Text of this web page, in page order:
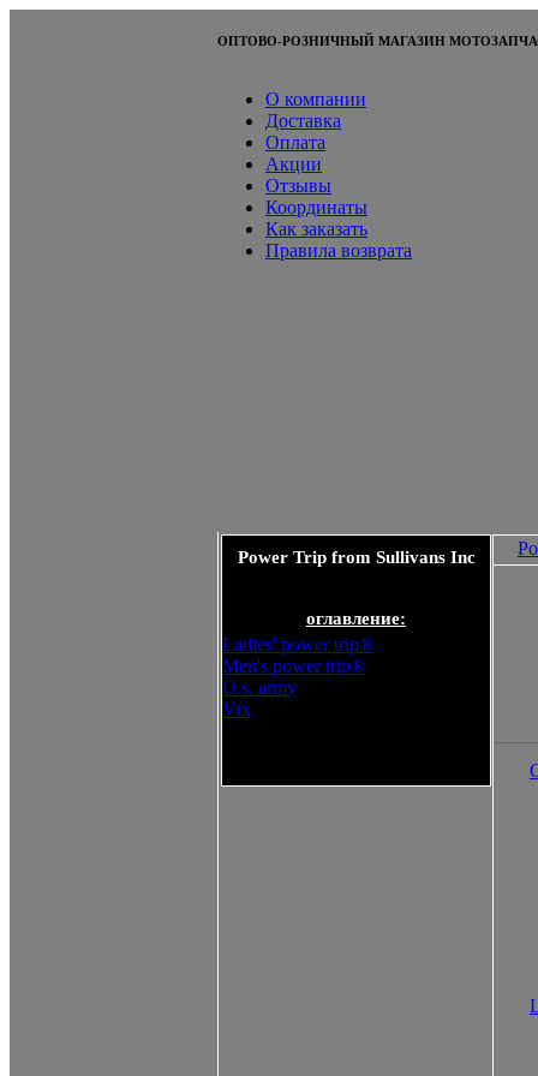
ОПТОВО-РОЗНИЧНЫЙ МАГАЗИН
О компании
Доставка
Оплата
Акции
Отзывы
Координаты
Как заказать
Правила возврата
Power Trip from Sullivans Inc
оглавление:
Ladies' power trip®
Men's power trip®
U.s. army
Vtx